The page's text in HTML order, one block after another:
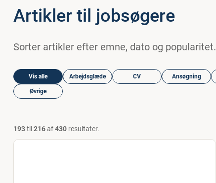
Artikler til jobsøgere
Sorter artikler efter emne, dato og popularitet.
Vis alle Arbejdsglæde CV Ansøgning
Øvrige
193til 216af430 resultater.